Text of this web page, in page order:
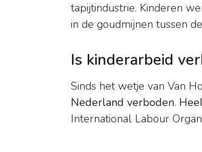
tapijtindustrie. Kinderen
in de goudmijnen tussen
Is kinderarbeid
Sinds het wetje van Van
Nederland verboden.
International Labour